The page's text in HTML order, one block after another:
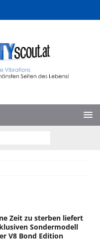
Zeit zu sterben liefert
Sondermodell
V8 Bond Edition